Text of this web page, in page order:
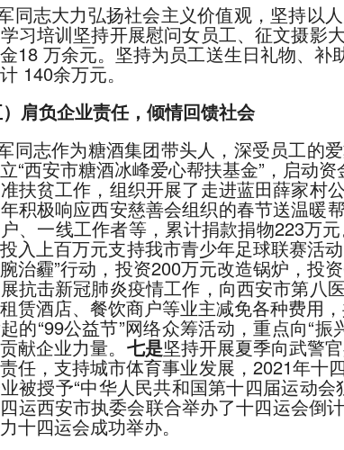
同志大力弘扬社会主义价值观，坚持以
习培训坚持开展慰问女员工、征文摄影
18 万余元。坚持为员工送生日礼物、
140余万元。
肩负企业责任，倾情回馈社会
同志作为糖酒集团带头人，深受员工的
“西安市糖酒冰峰爱心帮扶基金”，启动
扶贫工作，组织开展了走进蓝田薛家村
积极响应西安慈善会组织的春节送温暖
、一线工作者等，累计捐款捐物223万元
入上百万元支持我市青少年足球联赛活动
治霾”行动，投资200万元改造锅炉，投
抗击新冠肺炎疫情工作，向西安市第八
赁酒店、餐饮商户等业主减免各种费用
的“99公益节”网络众筹活动，重点向“
献企业力量。 七是坚持开展夏季向武警
任，支持城市体育事业发展，2021年十
被授予“中华人民共和国第十四届运动
运西安市执委会联合举办了十四运会倒
十四运会成功举办。